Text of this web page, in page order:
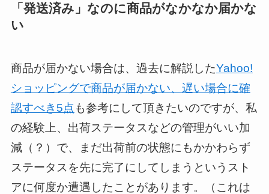
「発送済み」なのに商品がなかなか届かな
い
商品が届かない場合は、過去に解説したYahoo!
ショッピングで商品が届かない、遅い場合に確
認すべき5点 も参考にして頂きたいのですが、私
の経験上、出荷ステータスなどの管理がいい加
減（？）で、まだ出荷前の状態にもかかわらず
ステータスを先に完了にしてしまうというスト
アに何度か遭遇したことがあります。（これは